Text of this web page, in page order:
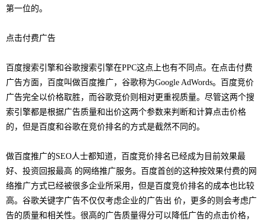
第一位的。
点击付费广告
百度搜索引擎和谷歌搜索引擎在PPC这点上也有不同点。在点击付费
广告方面，百度叫做百度推广，谷歌称为Google AdWords。百度竞价
广告完全以价格取胜，而谷歌竞价则相对更重视质量。尽管这两个搜
索引擎都是根据广告质量和出价这两个参数来判断和计算点击价格
的，但是百度和谷歌在竞价排名的方式是截然不同的。
做百度推广的SEO人士都知道，百度竞价排名已经成为目前效果最
好、投资回报最高 的网络推广服务。百度首创的这种按效果付费的网
络推广方式已经被很多企业所采用，但是百度竞价排名的成本也比较
高。谷歌关键字广告不仅仅考虑企业的广告出 价，更多的则会考虑广
告的质量和相关性。很高的广告质量得分可以降低广告的点击价格，